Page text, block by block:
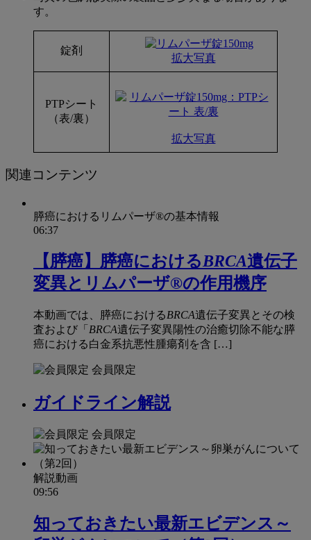
す。
錠剤
拡大写真
PTPシート
（表/裏）
拡大写真
関連コンテンツ
膵癌におけるリムパーザ®の基本情報
06:37
【膵癌】膵癌におけるBRCA遺伝子
変異とリムパーザ®の作用機序
本動画では、膵癌におけるBRCA遺伝子変異とその検
査および「 BRCA遺伝子変異陽性の治癒切除不能な膵
癌における白金系抗悪性腫瘍剤を含 […]
会員限定
ガイドライン解説
会員限定
解説動画
09:56
知っておきたい最新エビデンス～